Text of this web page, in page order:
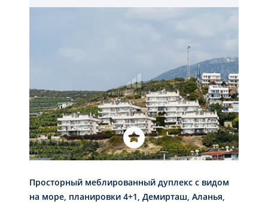
Просторный меблированный дуплекс с видом
на море, планировки 4+1, Демирташ, Аланья,